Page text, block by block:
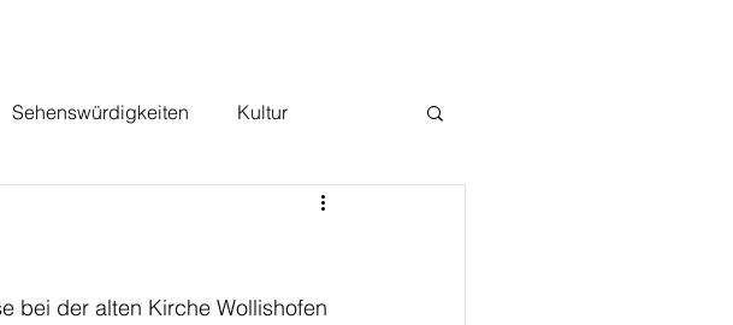
Sehenswürdigkeiten Kultur
bei der alten Kirche Wollishofen